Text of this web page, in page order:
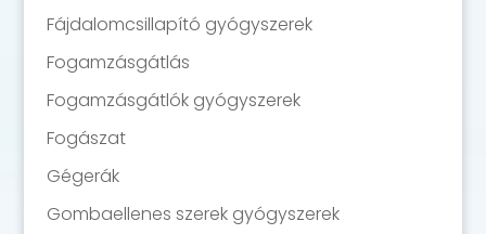
Fájdalomcsillapító gyógyszerek
Fogamzásgátlás
Fogamzásgátlók gyógyszerek
Fogászat
Gégerák
Gombaellenes szerek gyógyszerek